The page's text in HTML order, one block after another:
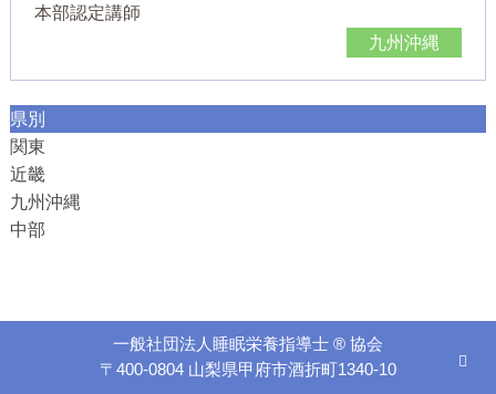
本部認定講師
九州沖縄
県別
関東
近畿
九州沖縄
中部
一般社団法人睡眠栄養指導士 ® 協会
〒400-0804 山梨県甲府市酒折町1340-10